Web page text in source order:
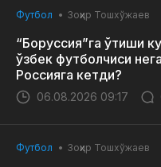
Футбол Зоҳир Тошхўжаев
“Боруссия”га ўтиши
ўзбек футболчиси
Россияга кетди?
06.08.2026 09:17
Футбол Зоҳир Тошхўжаев